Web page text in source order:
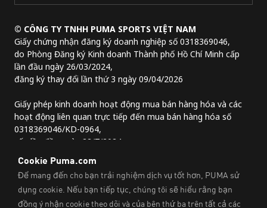
© CÔNG TY TNHH PUMA SPORTS VIỆT NAM
Giấy chứng nhận đăng ký doanh nghiệp số 0318369046,
do Phòng Đăng ký Kinh doanh Thành phố Hồ Chí Minh cấp
lần đầu ngày 26/03/2024,
đăng ký thay đổi lần thứ 3 ngày 09/04/2026
Giấy phép kinh doanh hoạt động mua bán hàng hóa và các
hoạt động liên quan trực tiếp đến mua bán hàng hóa số
0318369046/KD-0964,
cấp lần đầu ngày 22/7/2024.
Lầu 2, tòa nhà Lim Tower 3,
số 29A đường Nguyễn Đình Chiểu,
Phường Sài Gòn, Thành phố Hồ Chí Minh, Việt Nam